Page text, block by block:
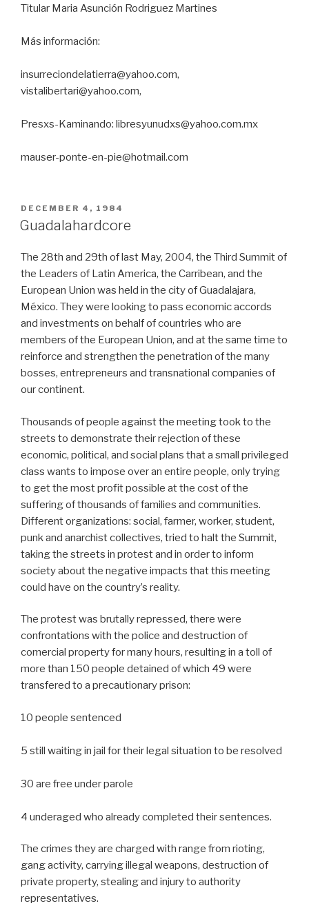
Titular Maria Asunción Rodriguez Martines
Más información:
insurreciondelatierra@yahoo.com,
vistalibertari@yahoo.com,
Presxs-Kaminando: libresyunudxs@yahoo.com.mx
mauser-ponte-en-pie@hotmail.com
POSTED
ON
DECEMBER 4, 1984
Guadalahardcore
The 28th and 29th of last May, 2004, the Third Summit of
the Leaders of Latin America, the Carribean, and the
European Union was held in the city of Guadalajara,
México. They were looking to pass economic accords
and investments on behalf of countries who are
members of the European Union, and at the same time to
reinforce and strengthen the penetration of the many
bosses, entrepreneurs and transnational companies of
our continent.
Thousands of people against the meeting took to the
streets to demonstrate their rejection of these
economic, political, and social plans that a small privileged
class wants to impose over an entire people, only trying
to get the most profit possible at the cost of the
suffering of thousands of families and communities.
Different organizations: social, farmer, worker, student,
punk and anarchist collectives, tried to halt the Summit,
taking the streets in protest and in order to inform
society about the negative impacts that this meeting
could have on the country’s reality.
The protest was brutally repressed, there were
confrontations with the police and destruction of
comercial property for many hours, resulting in a toll of
more than 150 people detained of which 49 were
transfered to a precautionary prison:
10 people sentenced
5 still waiting in jail for their legal situation to be resolved
30 are free under parole
4 underaged who already completed their sentences.
The crimes they are charged with range from rioting,
gang activity, carrying illegal weapons, destruction of
private property, stealing and injury to authority
representatives.